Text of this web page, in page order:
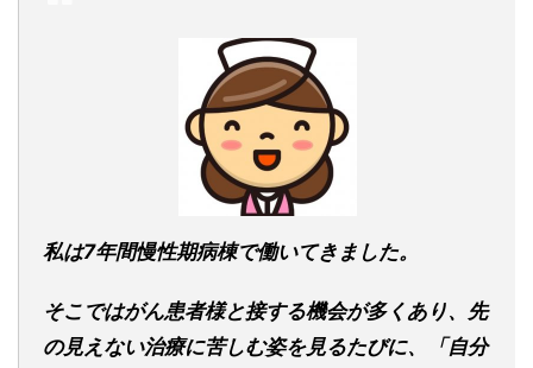
私は7年間慢性期病棟で働いてきました。
そこではがん患者様と接する機会が多くあり、先
の見えない治療に苦しむ姿を見るたびに、「自分